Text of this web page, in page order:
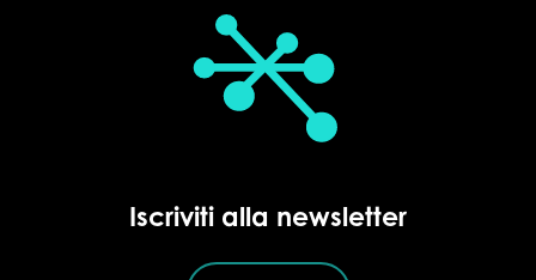
Iscriviti alla newsletter